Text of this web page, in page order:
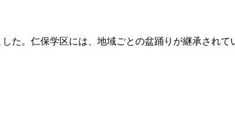
た。仁保学区には、地域ごとの盆踊りが継承され